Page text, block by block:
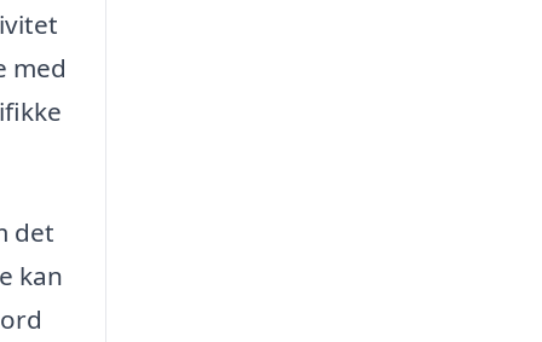
med
det
kan